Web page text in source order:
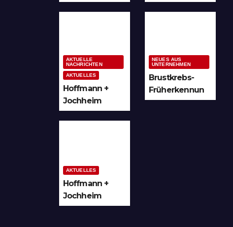
Hochzeitsplan
und unzählige
AKTUELLE
NACHRICHTEN
AKTUELLES
Hoffmann +
Jochheim
GmbH setzt
NEUES AUS
UNTERNEHMEN
Brustkrebs-
Früherkennun
g in Arnsberg
AKTUELLES
Hoffmann +
Jochheim
GmbH in